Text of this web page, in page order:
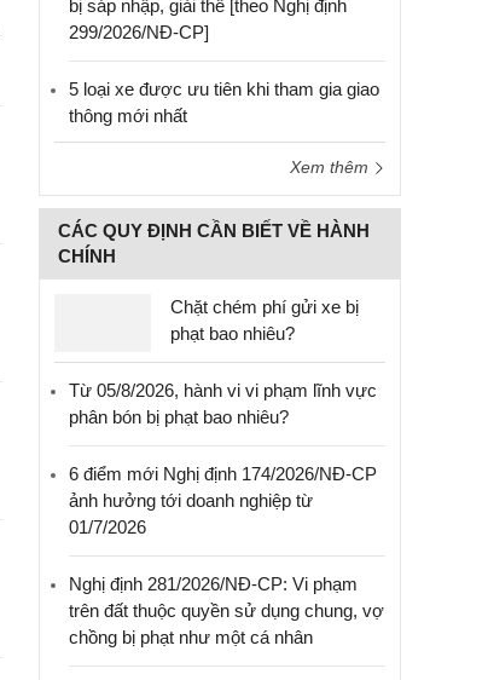
bị sáp nhập, giải thể [theo Nghị định
299/2026/NĐ-CP]
5 loại xe được ưu tiên khi tham gia giao
thông mới nhất
Xem thêm
CÁC QUY ĐỊNH CẦN BIẾT VỀ HÀNH
CHÍNH
Chặt chém phí gửi xe bị
phạt bao nhiêu?
Từ 05/8/2026, hành vi vi phạm lĩnh vực
phân bón bị phạt bao nhiêu?
6 điểm mới Nghị định 174/2026/NĐ-CP
ảnh hưởng tới doanh nghiệp từ
01/7/2026
Nghị định 281/2026/NĐ-CP: Vi phạm
trên đất thuộc quyền sử dụng chung, vợ
chồng bị phạt như một cá nhân